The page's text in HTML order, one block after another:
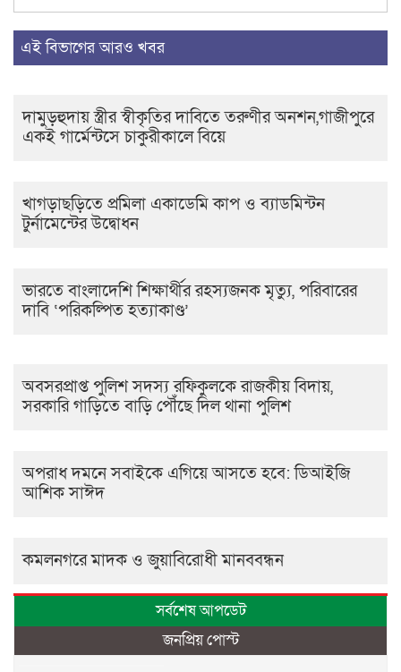
এই বিভাগের আরও খবর
দামুড়হুদায় স্ত্রীর স্বীকৃতির দাবিতে তরুণীর অনশন,গাজীপুরে
একই গার্মেন্টসে চাকুরীকালে বিয়ে
খাগড়াছড়িতে প্রমিলা একাডেমি কাপ ও ব্যাডমিন্টন
টুর্নামেন্টের উদ্বোধন
ভারতে বাংলাদেশি শিক্ষার্থীর রহস্যজনক মৃত্যু, পরিবারের
দাবি ‘পরিকল্পিত হত্যাকাণ্ড’
অবসরপ্রাপ্ত পুলিশ সদস্য রফিকুলকে রাজকীয় বিদায়,
সরকারি গাড়িতে বাড়ি পৌঁছে দিল থানা পুলিশ
অপরাধ দমনে সবাইকে এগিয়ে আসতে হবে: ডিআইজি
আশিক সাঈদ
কমলনগরে মাদক ও জুয়াবিরোধী মানববন্ধন
সর্বশেষ আপডেট
জনপ্রিয় পোস্ট